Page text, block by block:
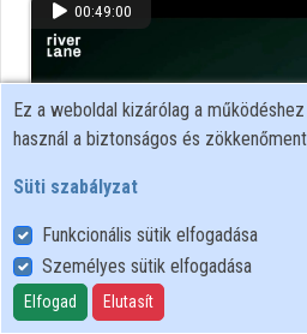
00:49:00
2-
Ez a weboldal kizárólag a
használ a biztonságos és
Süti szabályzat
Funkcionális sütik elfogadása
Személyes sütik elfogadása
Elfogad Elutasít